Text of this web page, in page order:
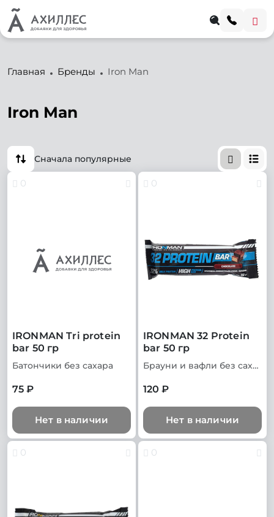
Главная Бренды Iron Man
Iron Man
Сначала популярные
0
IRONMAN Tri protein
bar 50 гр
Батончики без сахара
75 ₽
Нет в наличии
0
IRONMAN 32 Protein
bar 50 гр
Брауни и вафли без сахара
120 ₽
Нет в наличии
0 0